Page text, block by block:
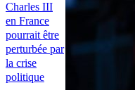
Charles III
en France
pourrait être
perturbée par
la crise
politique